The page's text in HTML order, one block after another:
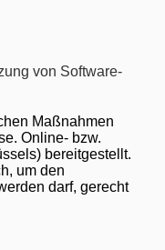
von Software-
Maßnahmen
Online- bzw.
bereitgestellt.
um den
darf, gerecht